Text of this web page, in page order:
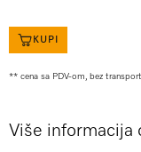
KUPI
** cena sa PDV-om, bez
Više informacija